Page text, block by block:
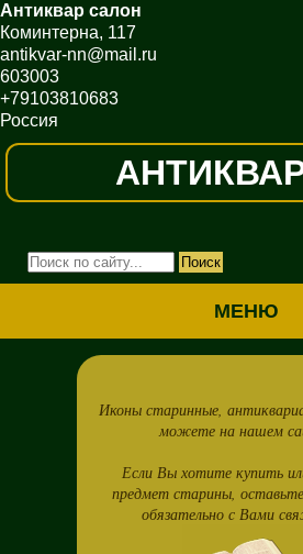
Антиквар салон
Коминтерна, 117
antikvar-nn@mail.ru
603003
+79103810683
Россия
МЕНЮ
Иконы старинные,
можете на нашем
Если Вы хотите купить
предмет старины,
обязательно с Вами